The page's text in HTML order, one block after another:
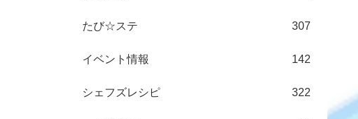
たび☆ステ 307
イベント情報 142
シェフズレシピ 322